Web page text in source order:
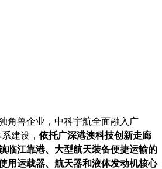
角兽企业，中科宇航全面融入广
建设， 依托广深港澳科技创新走廊
临江靠港、大型航天装备便捷运输的
用运载器、航天器和液体发动机核心